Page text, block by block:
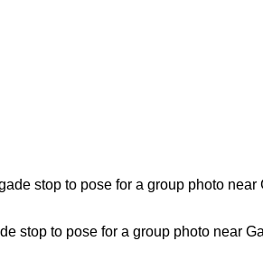
stop to pose for a group photo near